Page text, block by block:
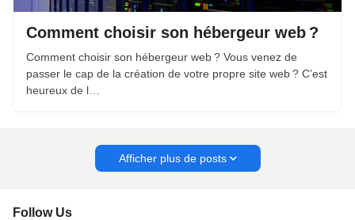
Comment choisir son hébergeur web ?
Comment choisir son hébergeur web ? Vous venez de
passer le cap de la création de votre propre site web ? C’est
heureux de l…
Afficher plus de posts
Follow Us